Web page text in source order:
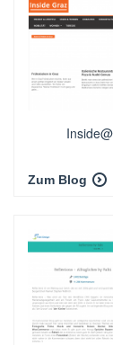
Zum Blog